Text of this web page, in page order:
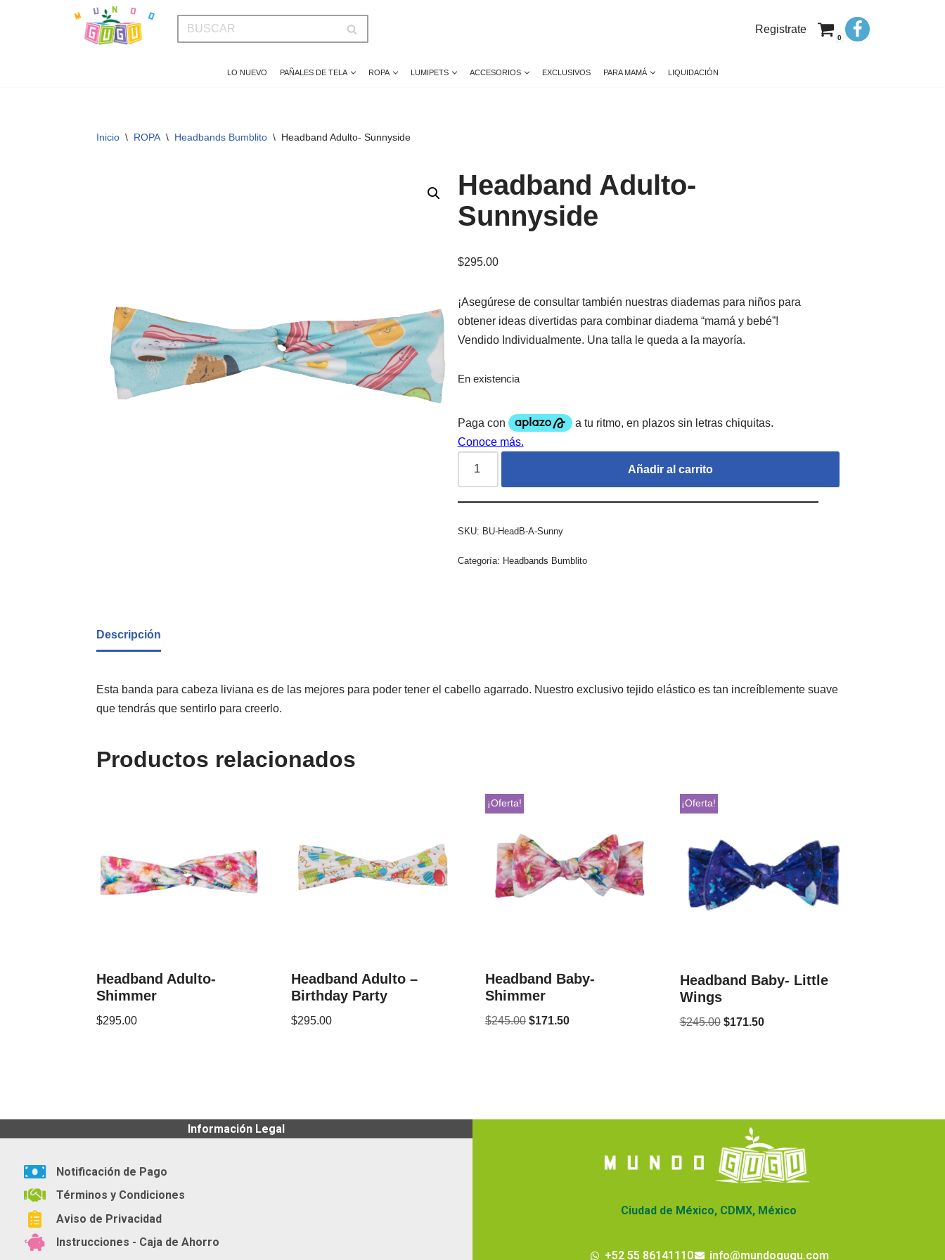
Registrate
0
LO NUEVO PAÑALES DE TELA ROPA LUMIPETS ACCESORIOS EXCLUSIVOS PARA MAMÁ LIQUIDACIÓN
Inicio \ ROPA \ Headbands Bumblito \ Headband Adulto- Sunnyside
Headband Adulto-
Sunnyside
$295.00
¡Asegúrese de consultar también nuestras diademas para niños para
obtener ideas divertidas para combinar diadema “mamá y bebé”!
Vendido Individualmente. Una talla le queda a la mayoría.
En existencia
Añadir al carrito
SKU: BU-HeadB-A-Sunny
Categoría: Headbands Bumblito
Descripción
Esta banda para cabeza liviana es de las mejores para poder tener el cabello agarrado. Nuestro exclusivo tejido elástico es tan increíblemente suave
que tendrás que sentirlo para creerlo.
Productos relacionados
Headband Adulto-
Shimmer
$295.00
Headband Adulto –
Birthday Party
$295.00
¡Oferta!
Headband Baby-
Shimmer
$245.00 $171.50
¡Oferta!
Headband Baby- Little
Wings
$245.00 $171.50
Información Legal
Notificación de Pago
Términos y Condiciones
Aviso de Privacidad
Instrucciones - Caja de Ahorro
Ciudad de México, CDMX, México
+52 55 86141110 info@mundogugu.com